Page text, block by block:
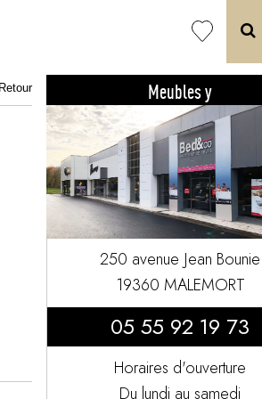
Meubles y
250 avenue Jean Bounie
19360 MALEMORT
05 55 92 19 73
Horaires d'ouverture
Du lundi au samedi